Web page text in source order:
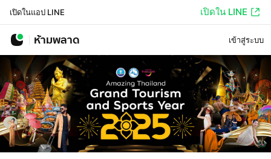
เปิดในแอป LINE เปิดใน LINE
ห้ามพลาด เข้าสู่ระบบ